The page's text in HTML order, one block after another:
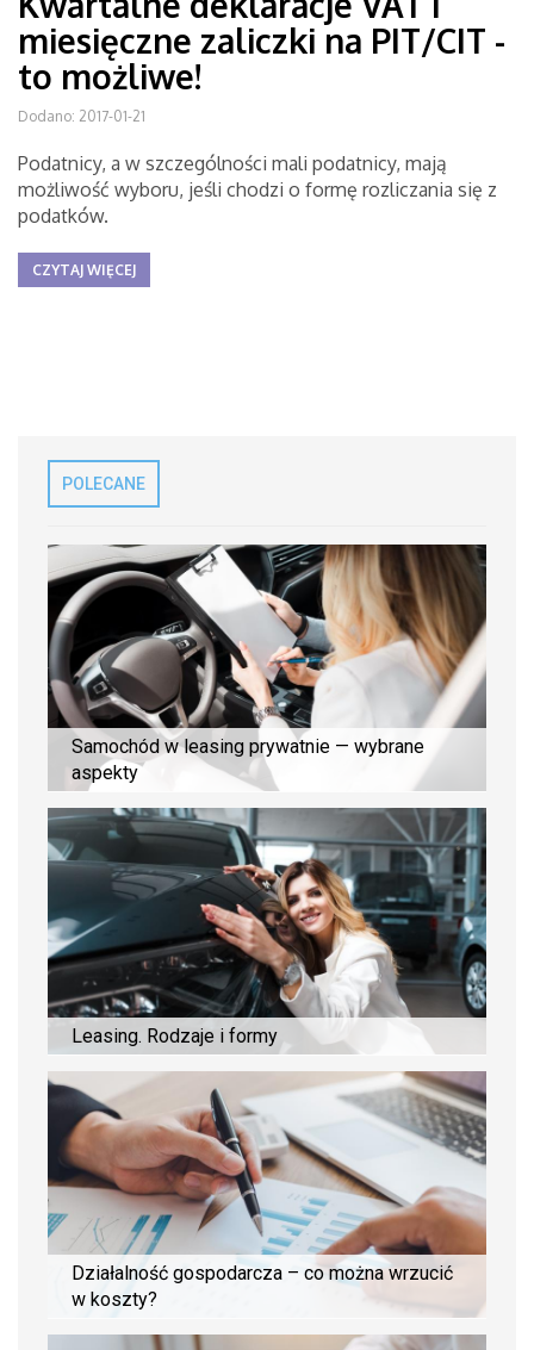
miesięczne zaliczki na PIT/CIT -
to możliwe!
Dodano: 2017-01-21
Podatnicy, a w szczególności mali podatnicy, mają
możliwość wyboru, jeśli chodzi o formę rozliczania się z
podatków.
CZYTAJ WIĘCEJ
POLECANE
Samochód w leasing prywatnie — wybrane
aspekty
Leasing. Rodzaje i formy
Działalność gospodarcza – co można wrzucić
w koszty?